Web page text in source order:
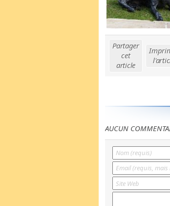
Partager
cet
article
AUCUN